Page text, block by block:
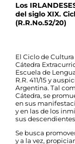
Los
del siglo XIX.
(R.R.No.52/20)
El Ciclo de
Cátedra
Escuela de
R.R. 411/15 y
Argentina. Tal
Cátedra, se
en sus
y en las de los
sus
Se busca
y a la vez,